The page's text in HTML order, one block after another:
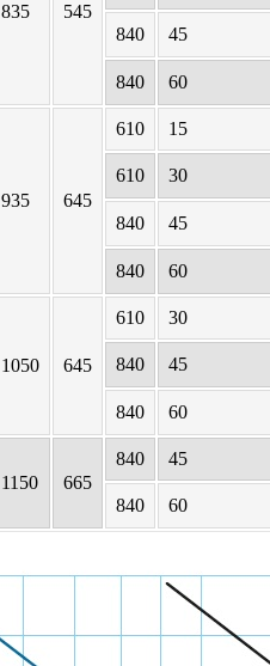
835 545
840 45
840 60
935 645
610 15
610 30
840 45
840 60
1050 645
610 30
840 45
840 60
1150 665
840 45
840 60